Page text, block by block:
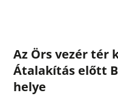
Az Örs vezér tér
Átalakítás előtt
helye